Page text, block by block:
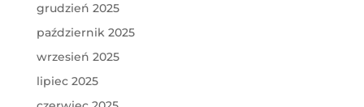
grudzień 2025
październik 2025
wrzesień 2025
lipiec 2025